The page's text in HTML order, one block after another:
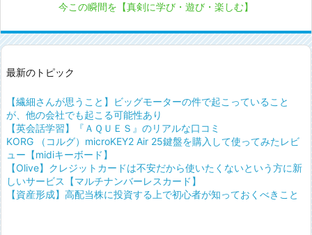
今この瞬間を【真剣に学び・遊び・楽しむ】
前へ
検索
最新のトピック
【繊細さんが思うこと】ビッグモーターの件で起こっていること
が、他の会社でも起こる可能性あり
【英会話学習】『ＡＱＵＥＳ』のリアルな口コミ
KORG （コルグ）microKEY2 Air 25鍵盤を購入して使ってみたレビ
ュー【midiキーボード】
【Olive】クレジットカードは不安だから使いたくないという方に新
しいサービス【マルチナンバーレスカード】
【資産形成】高配当株に投資する上で初心者が知っておくべきこと